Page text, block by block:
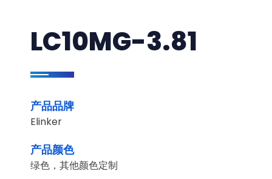
LC10MG-3.81
产品品牌
Elinker
产品颜色
绿色，其他颜色定制